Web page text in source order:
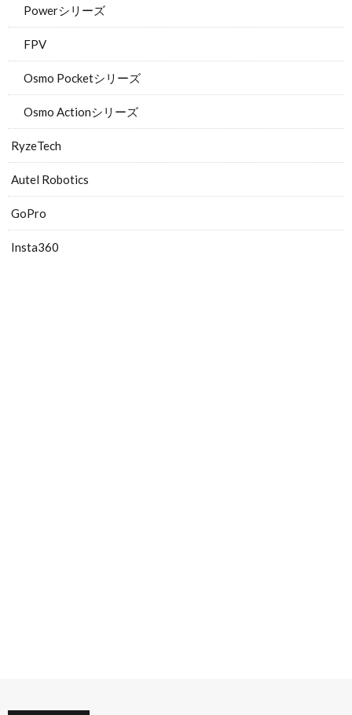
Powerシリーズ
FPV
Osmo Pocketシリーズ
Osmo Actionシリーズ
RyzeTech
Autel Robotics
GoPro
Insta360